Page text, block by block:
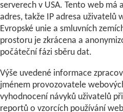
serverech v USA. Tento web má
adres, takže IP adresa uživatelů
Evropské unie a smluvních
prostoru je zkrácena a
počáteční fázi sběru dat.
Výše uvedené informace
jménem provozovatele
vyhodnocení návyků uživatelů
reportů o vzorcích používání